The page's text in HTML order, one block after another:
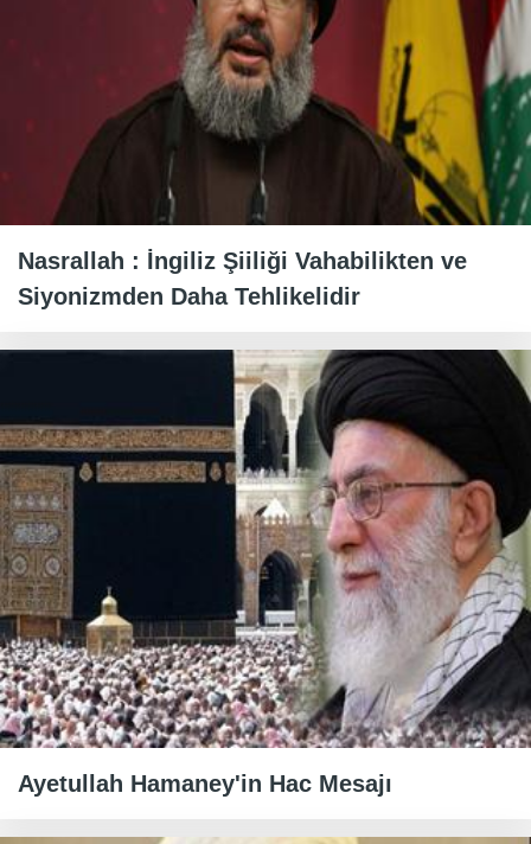
Nasrallah : İngiliz Şiiliği Vahabilikten ve
Siyonizmden Daha Tehlikelidir
Ayetullah Hamaney'in Hac Mesajı